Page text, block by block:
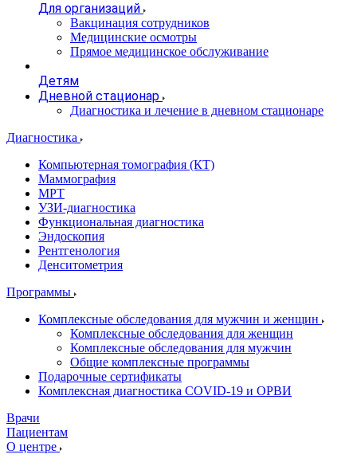
Для организаций
Вакцинация сотрудников
Медицинские осмотры
Прямое медицинское обслуживание
Детям
Дневной стационар
Диагностика и лечение в дневном стационаре
Диагностика
Компьютерная томография (КТ)
Маммография
МРТ
УЗИ-диагностика
Функциональная диагностика
Эндоскопия
Рентгенология
Денситометрия
Программы
Комплексные обследования для мужчин и женщин
Комплексные обследования для женщин
Комплексные обследования для мужчин
Общие комплексные программы
Подарочные сертификаты
Комплексная диагностика COVID-19 и ОРВИ
Врачи
Пациентам
О центре